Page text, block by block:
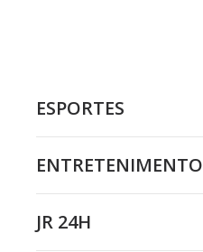
ESPORTES
ENTRETENIMENTO
JR 24H